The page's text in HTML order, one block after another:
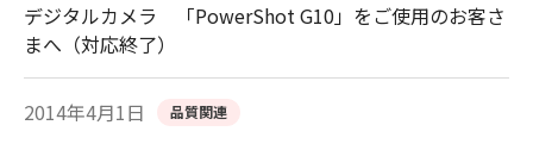
デジタルカメラ 「PowerShot G10」をご使用のお客さ
まへ（対応終了）
2014年4月1日 品質関連